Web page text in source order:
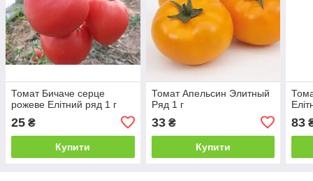
Томат Бичаче серце
рожеве Елітний ряд 1 г
25 ₴
Купити
Томат Апельсин Элитный
Ряд 1 г
33₴
Купити
83